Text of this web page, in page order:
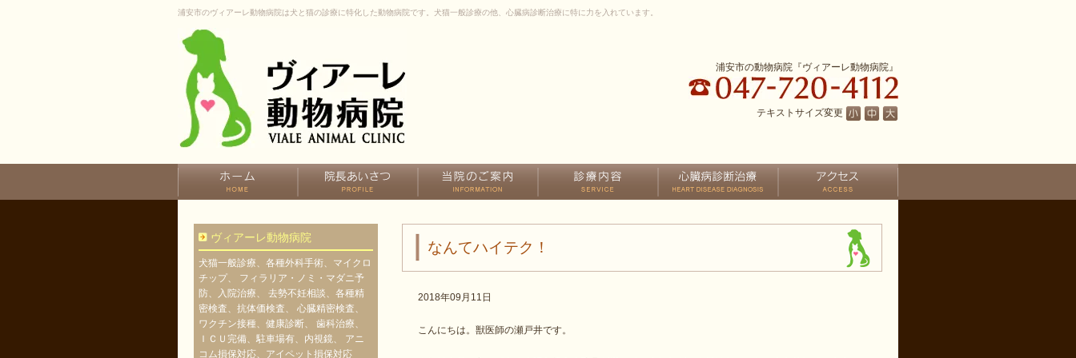
浦安市のヴィアーレ動物病院は犬と猫の診療に特化した動物病院です。犬猫一般診療の他、心臓病診断治療に特に力を入れています。
浦安市の動物病院『ヴィアーレ動物病院』
テキストサイズ変更
なんてハイテク！
2018年09月11日
こんにちは。獣医師の瀬戸井です。
ヴィアーレ動物病院
犬猫一般診療、各種外科手術、マイクロ
チップ、 フィラリア・ノミ・マダニ予
防、入院治療、 去勢不妊相談、各種精
密検査、抗体価検査、 心臓精密検査、
ワクチン接種、健康診断、 歯科治療、
ＩＣＵ完備、駐車場有、内視鏡、 アニ
コム損保対応、アイペット損保対応